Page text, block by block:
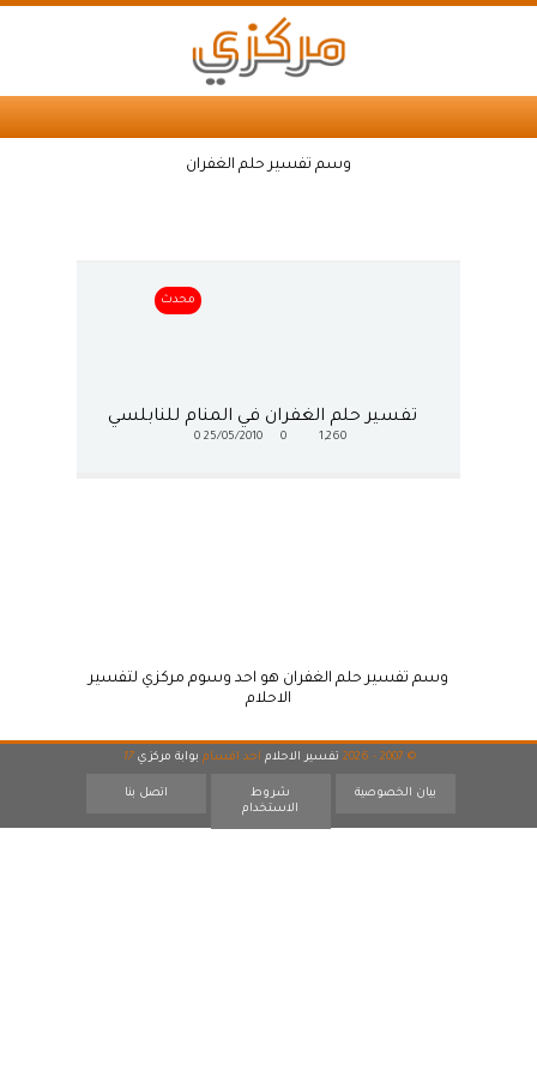
وسم تفسير حلم الغفران
محدث
تفسير حلم الغفران في المنام للنابلسي
1,260
0
25/05/2010
0
وسم تفسير حلم الغفران هو احد وسوم مركزي لتفسير
الاحلام
© 2007 - 2026 تفسير الاحلام احد اقسام بوابة مركزي 17
بيان الخصوصية
شروط
الاستخدام
اتصل بنا